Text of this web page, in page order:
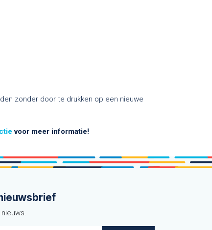
zonder door te drukken op een nieuwe
voor meer informatie!